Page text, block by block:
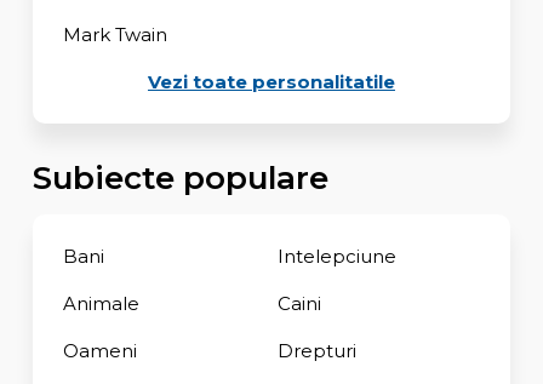
Mark Twain
Vezi toate personalitatile
Subiecte populare
Bani Intelepciune
Animale Caini
Oameni Drepturi